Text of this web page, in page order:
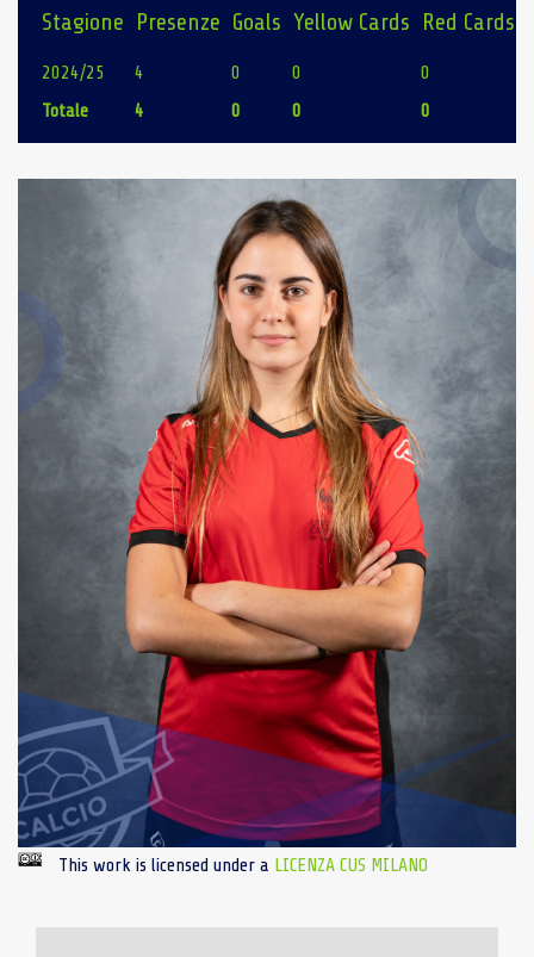
Stagione Presenze Goals Yellow Cards Red Cards
2024/25 4 0 0 0
Totale
4 0 0 0
This work is licensed under a LICENZA CUS MILANO